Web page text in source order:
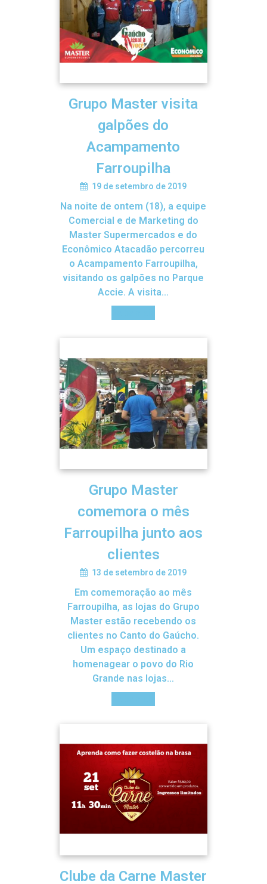
Grupo Master visita
galpões do
Acampamento
Farroupilha
19 de setembro de 2019
Na noite de ontem (18), a equipe
Comercial e de Marketing do
Master Supermercados e do
Econômico Atacadão percorreu
o Acampamento Farroupilha,
visitando os galpões no Parque
Accie. A visita…
Grupo Master
comemora o mês
Farroupilha junto aos
clientes
13 de setembro de 2019
Em comemoração ao mês
Farroupilha, as lojas do Grupo
Master estão recebendo os
clientes no Canto do Gaúcho.
Um espaço destinado a
homenagear o povo do Rio
Grande nas lojas…
Clube da Carne Master